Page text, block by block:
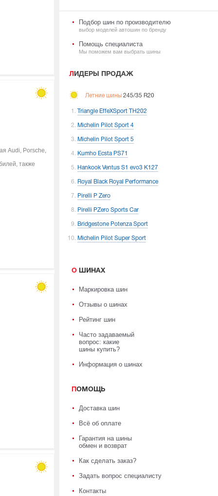
Audi, Porsche,
также
Подбор шин по производителю
выбор моделей автошин по бренду
Помощь специалиста
Мы поможем вам выбрать шины
ЛИДЕРЫ ПРОДАЖ
Летние шины 245/35 R20
Triangle EffeXSport TH202
Michelin Pilot Sport 4
Michelin Pilot Sport 5
Kumho Ecsta PS71
Hankook Ventus S1 evo3 K127
Royal Black Royal Performance
Pirelli P Zero
Pirelli PZero Sports Car
Bridgestone Potenza Sport
Michelin Pilot Super Sport
О ШИНАХ
Маркировка шин
Отзывы о шинах
Рейтинг шин
Часто задаваемый
вопрос: какие
шины купить?
Информация о шинах
ПОМОЩЬ
Доставка шин
Всё об оплате
Гарантия на шины
обмен и возврат
Как сделать заказ?
Задать вопрос специалисту
Контакты